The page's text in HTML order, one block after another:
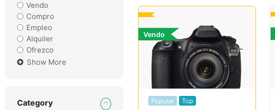
Vendo
Compro
Empleo
Alquiler
Ofrezco
Show More
Category
Vendo
Popular Top